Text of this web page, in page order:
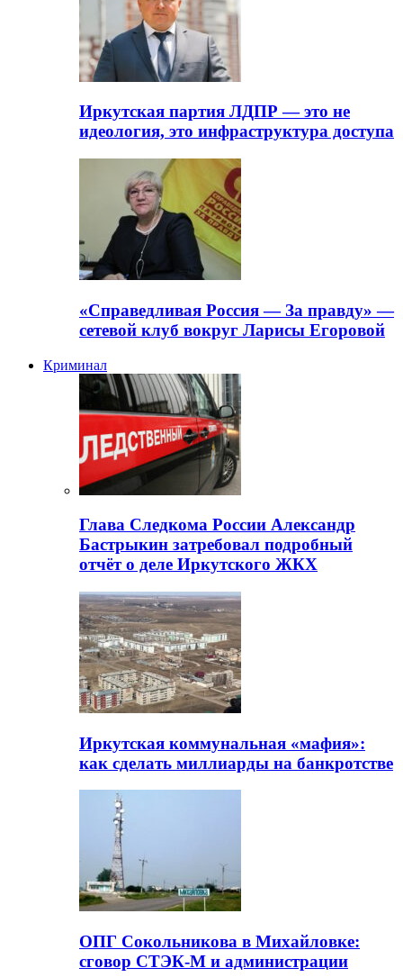
Иркутская партия ЛДПР — это не
идеология, это инфраструктура доступа
«Справедливая Россия — За правду» —
сетевой клуб вокруг Ларисы Егоровой
Криминал
Глава Следкома России Александр
Бастрыкин затребовал подробный
отчёт о деле Иркутского ЖКХ
Иркутская коммунальная «мафия»:
как сделать миллиарды на банкротстве
ОПГ Сокольникова в Михайловке:
сговор СТЭК-М и администрации